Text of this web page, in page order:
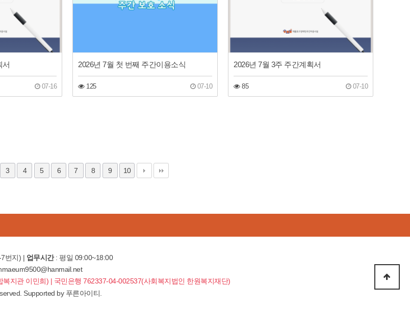
서
07-16
2026년 7월 첫 번째 주간이용소식
125 07-10
2026년 7월 3주 주간계획서
85 07-10
3 4 5 6 7 8 9 10
번지) | 업무시간: 평일 09:00~18:00
지관 이민희) | 국민은행 762337-04-002537(사회복지법인 한원복지재단)
Supported by 푸른아이티.